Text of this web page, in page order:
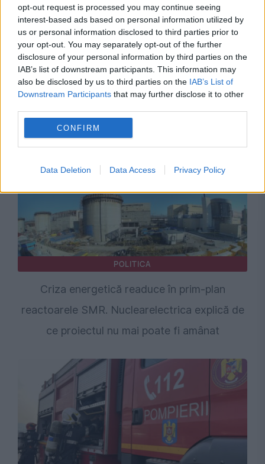
opt-out request is processed you may continue seeing
interest-based ads based on personal information utilized by
us or personal information disclosed to third parties prior to
your opt-out. You may separately opt-out of the further
disclosure of your personal information by third parties on the
IAB’s list of downstream participants. This information may
also be disclosed by us to third parties on the IAB’s List of
Downstream Participants that may further disclose it to other
CONFIRM
Data Deletion Data Access Privacy Policy
SOCIAL
Ce caută românii când ies în oraș. Studiul care
arată de ce au scumpirile efect la terase și
restaurante
POLITICA
Criza energetică readuce în prim-plan
reactoarele SMR. Nuclearelectrica explică de
ce proiectul nu mai poate fi amânat